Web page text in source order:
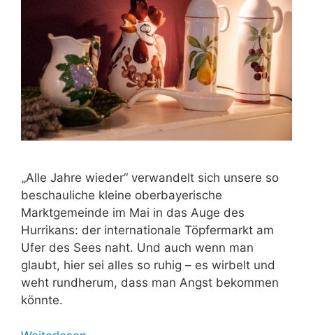
„Alle Jahre wieder“ verwandelt sich unsere so
beschauliche kleine oberbayerische
Marktgemeinde im Mai in das Auge des
Hurrikans: der internationale Töpfermarkt am
Ufer des Sees naht. Und auch wenn man
glaubt, hier sei alles so ruhig – es wirbelt und
weht rundherum, dass man Angst bekommen
könnte.